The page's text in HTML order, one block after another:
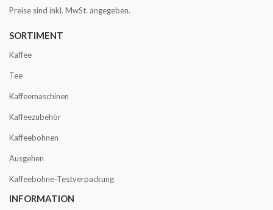
Preise sind inkl. MwSt. angegeben.
SORTIMENT
Kaffee
Tee
Kaffeemaschinen
Kaffeezubehör
Kaffeebohnen
Ausgehen
Kaffeebohne-Testverpackung
INFORMATION